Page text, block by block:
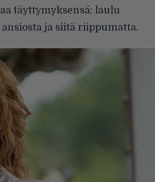
täyttymyksensä: laulu
ja siitä riippumatta.